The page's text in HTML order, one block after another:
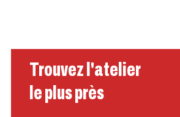
Trouvez l'atelier
le plus près